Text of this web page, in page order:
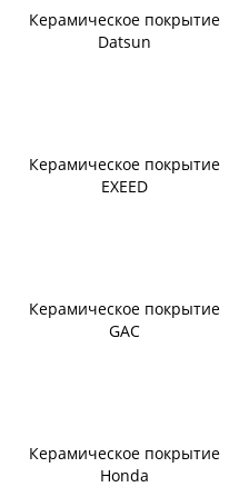
Керамическое покрытие
Datsun
Керамическое покрытие
EXEED
Керамическое покрытие
GAC
Керамическое покрытие
Honda